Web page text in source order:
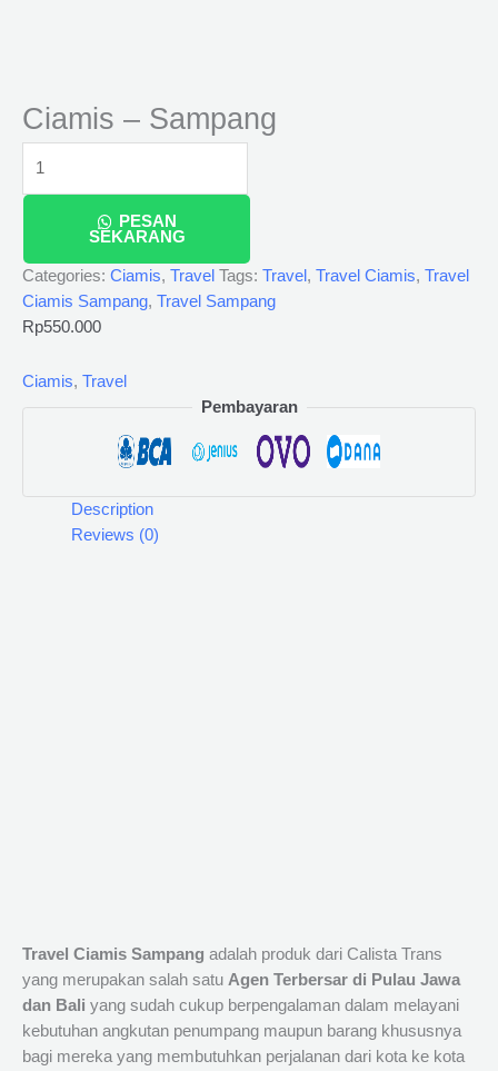
Ciamis – Sampang
PESAN
SEKARANG
Categories: Ciamis, Travel Tags: Travel , Travel Ciamis, Travel
Ciamis Sampang, Travel Sampang
Rp550.000
Ciamis, Travel
Pembayaran
Description
Reviews (0)
Travel Ciamis Sampang adalah produk dari Calista Trans
yang merupakan salah satu Agen Terbersar di Pulau Jawa
dan Bali yang sudah cukup berpengalaman dalam melayani
kebutuhan angkutan penumpang maupun barang khususnya
bagi mereka yang membutuhkan perjalanan dari kota ke kota